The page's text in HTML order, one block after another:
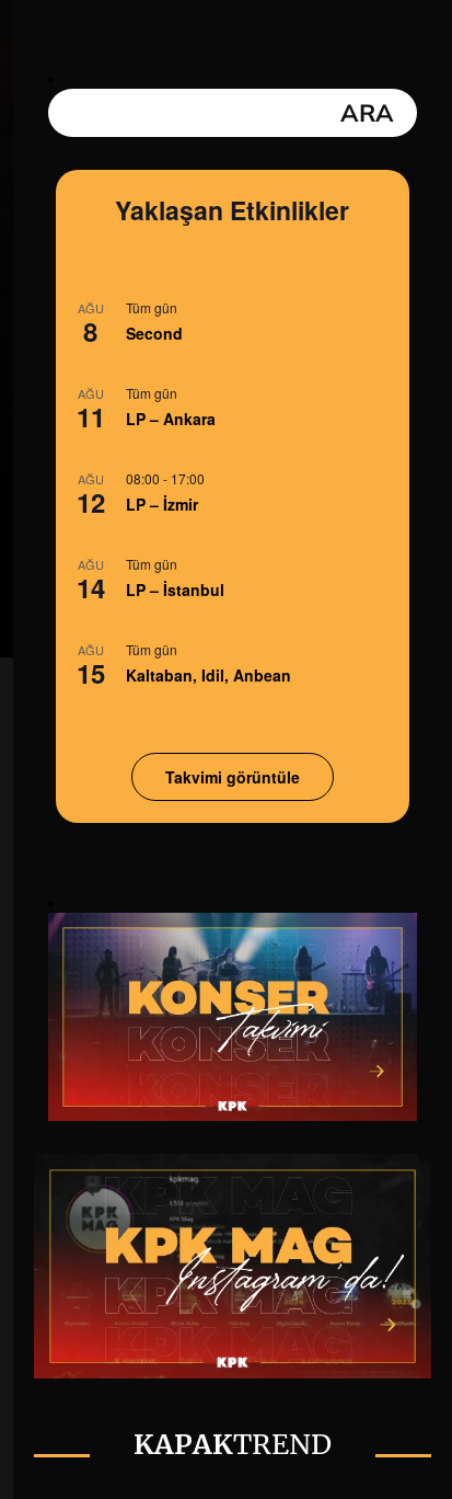
Yaklaşan Etkinlikler
AĞU
8
Tüm gün
Second
AĞU
11
Tüm gün
LP – Ankara
AĞU
12
08:00 - 17:00
LP – İzmir
AĞU
14
Tüm gün
LP – İstanbul
AĞU
15
Tüm gün
Kaltaban, Idil, Anbean
Takvimi görüntüle
KAPAKTREND